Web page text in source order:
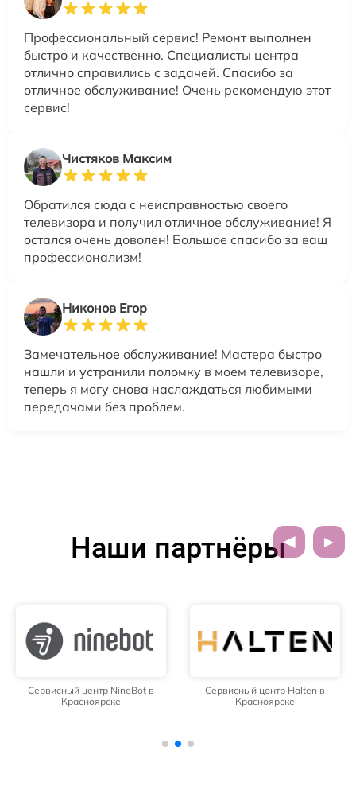
Профессиональный сервис! Ремонт выполнен
быстро и качественно. Специалисты центра
отлично справились с задачей. Спасибо за
отличное обслуживание! Очень рекомендую этот
сервис!
Чистяков Максим
Обратился сюда с неисправностью своего
телевизора и получил отличное обслуживание! Я
остался очень доволен! Большое спасибо за ваш
профессионализм!
Никонов Егор
Замечательное обслуживание! Мастера быстро
нашли и устранили поломку в моем телевизоре,
теперь я могу снова наслаждаться любимыми
передачами без проблем.
Наши партнёры
Сервисный центр NineBot в
Красноярске
Сервисный центр Halten в
Красноярске